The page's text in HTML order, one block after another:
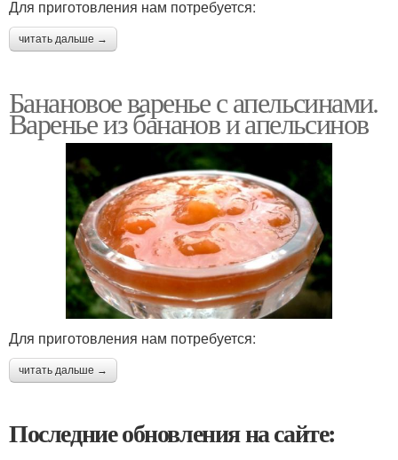
Для приготовления нам потребуется:
читать дальше →
Банановое варенье с апельсинами.
Варенье из бананов и апельсинов
Для приготовления нам потребуется:
читать дальше →
Последние обновления на сайте: